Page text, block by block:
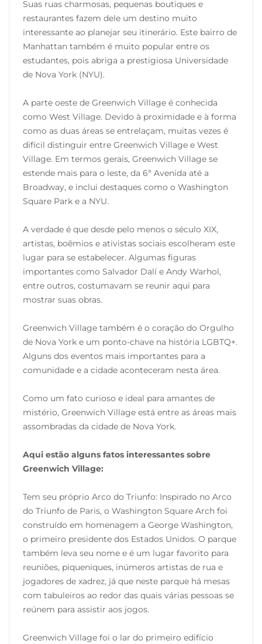
Suas ruas charmosas, pequenas boutiques e
restaurantes fazem dele um destino muito
interessante ao planejar seu itinerário. Este bairro de
Manhattan também é muito popular entre os
estudantes, pois abriga a prestigiosa Universidade
de Nova York (NYU).
A parte oeste de Greenwich Village é conhecida
como West Village. Devido à proximidade e à forma
como as duas áreas se entrelaçam, muitas vezes é
difícil distinguir entre Greenwich Village e West
Village. Em termos gerais, Greenwich Village se
estende mais para o leste, da 6ª Avenida até a
Broadway, e inclui destaques como o Washington
Square Park e a NYU.
A verdade é que desde pelo menos o século XIX,
artistas, boêmios e ativistas sociais escolheram este
lugar para se estabelecer. Algumas figuras
importantes como Salvador Dalí e Andy Warhol,
entre outros, costumavam se reunir aqui para
mostrar suas obras.
Greenwich Village também é o coração do Orgulho
de Nova York e um ponto-chave na história LGBTQ+.
Alguns dos eventos mais importantes para a
comunidade e a cidade aconteceram nesta área.
Como um fato curioso e ideal para amantes de
mistério, Greenwich Village está entre as áreas mais
assombradas da cidade de Nova York.
Aqui estão alguns fatos interessantes sobre
Greenwich Village:
Tem seu próprio Arco do Triunfo: Inspirado no Arco
do Triunfo de Paris, o Washington Square Arch foi
construído em homenagem a George Washington,
o primeiro presidente dos Estados Unidos. O parque
também leva seu nome e é um lugar favorito para
reuniões, piqueniques, inúmeros artistas de rua e
jogadores de xadrez, já que neste parque há mesas
com tabuleiros ao redor das quais várias pessoas se
reúnem para assistir aos jogos.
Greenwich Village foi o lar do primeiro edifício